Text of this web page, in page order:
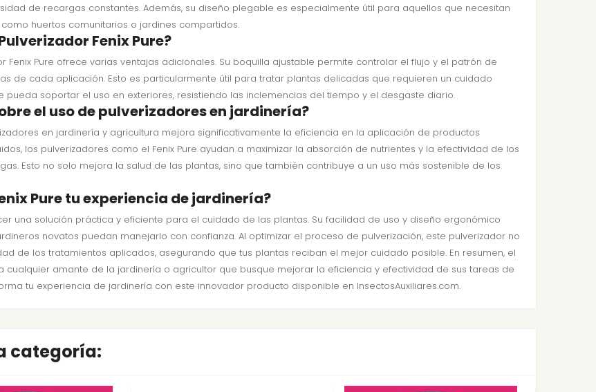
de recargas constantes. Además, su diseño plegable es especialmente útil para aquellos que necesitan
huertos comunitarios o jardines compartidos.
Fenix Pure?
Fenix Pure ofrece varias ventajas adicionales. Su boquilla ajustable permite controlar el flujo y el patrón de
de cada aplicación. Esto es particularmente útil para tratar plantas delicadas que requieren un cuidado
pueda soportar el uso en exteriores, resistiendo las inclemencias del tiempo y el desgaste diario.
el uso de pulverizadores en jardinería?
en jardinería y agricultura mejora significativamente la eficiencia en la aplicación de productos
los pulverizadores como el Fenix Pure ayudan a maximizar la absorción de nutrientes y la efectividad de los
Esto no solo mejora la salud de las plantas, sino que también contribuye a un uso más sostenible de los
Pure tu experiencia de jardinería?
una solución práctica y eficiente para el cuidado de las plantas. Su facilidad de uso y diseño ergonómico
novatos puedan manejarlo con confianza. Al optimizar el proceso de pulverización, este pulverizador no
de los tratamientos aplicados, asegurando que tus plantas reciban el mejor cuidado posible. En resumen, el
cualquier amante de la jardinería o agricultor que busque mejorar la eficiencia y efectividad de sus tareas de
tu experiencia de jardinería con este innovador producto disponible en InsectosAuxiliares.com.
categoría: